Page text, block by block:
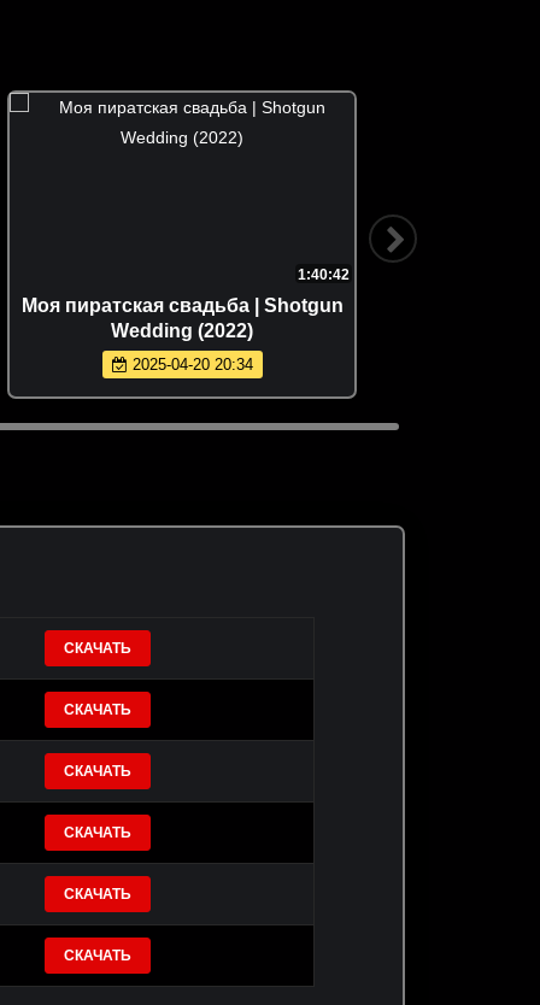
1:40:42
Моя пиратская свадьба | Shotgun
Wedding (2022)
2025-04-20 20:34
СКАЧАТЬ
СКАЧАТЬ
СКАЧАТЬ
СКАЧАТЬ
СКАЧАТЬ
СКАЧАТЬ